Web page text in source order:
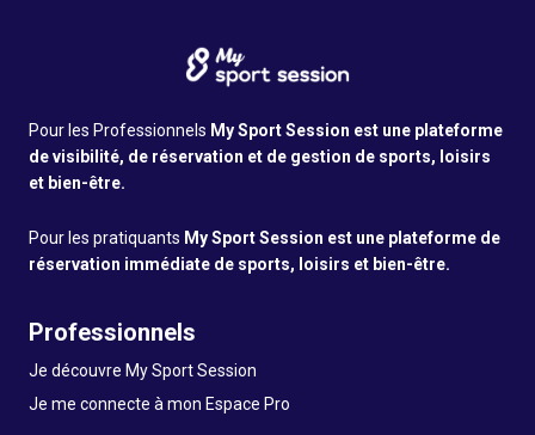
Pour les Professionnels My Sport Session est une plateforme
de visibilité, de réservation et de gestion de sports, loisirs
et bien-être.
Pour les pratiquants My Sport Session est une plateforme de
réservation immédiate de sports, loisirs et bien-être.
Professionnels
Je découvre My Sport Session
Je me connecte à mon Espace Pro